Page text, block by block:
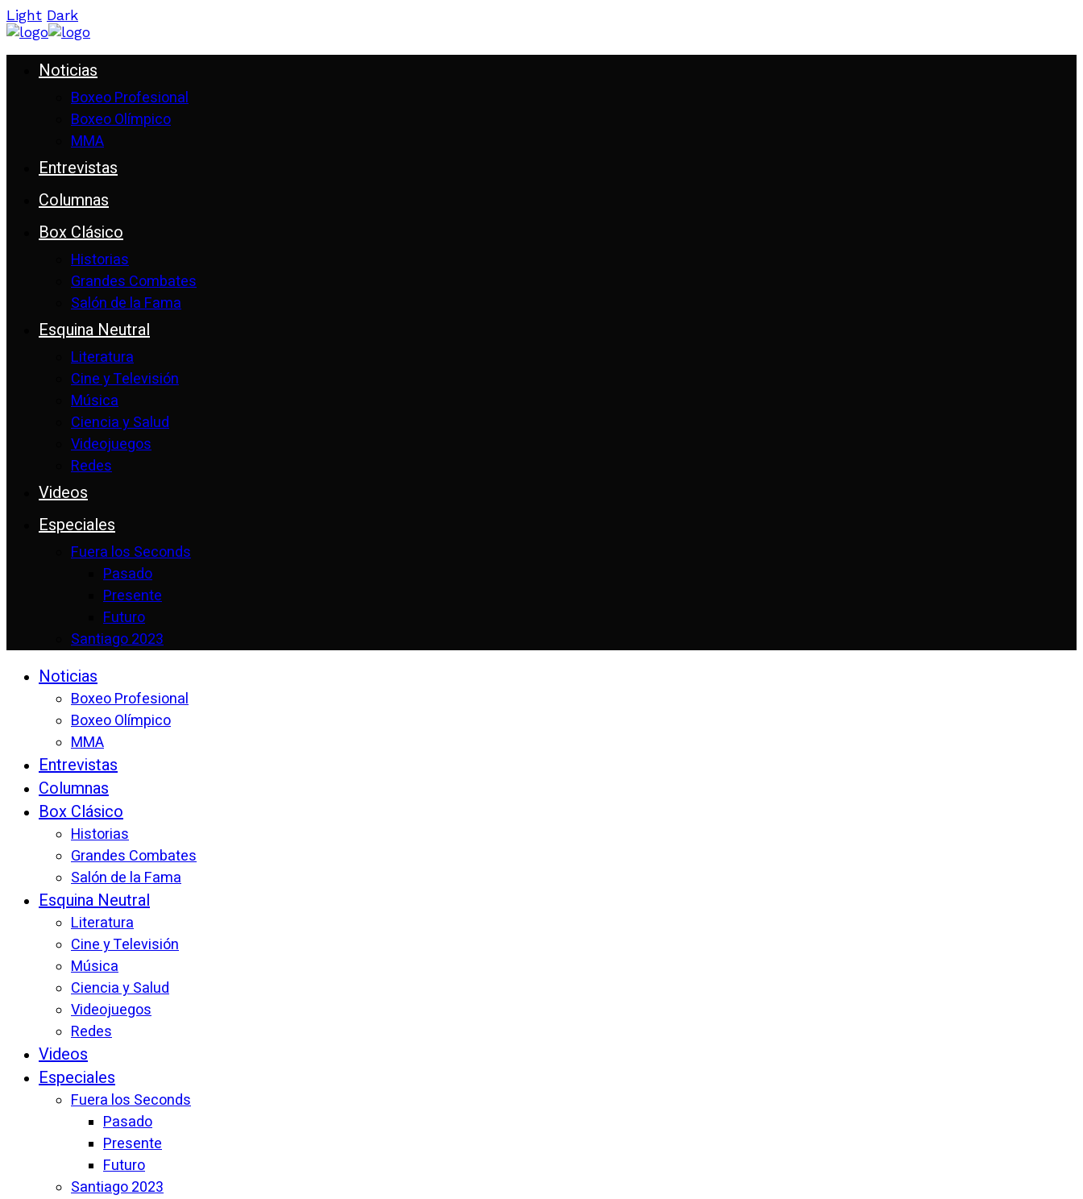
Light Dark
Noticias
Boxeo Profesional
Boxeo Olímpico
MMA
Entrevistas
Columnas
Box Clásico
Historias
Grandes Combates
Salón de la Fama
Esquina Neutral
Literatura
Cine y Televisión
Música
Ciencia y Salud
Videojuegos
Redes
Videos
Especiales
Fuera los Seconds
Pasado
Presente
Futuro
Santiago 2023
Noticias
Boxeo Profesional
Boxeo Olímpico
MMA
Entrevistas
Columnas
Box Clásico
Historias
Grandes Combates
Salón de la Fama
Esquina Neutral
Literatura
Cine y Televisión
Música
Ciencia y Salud
Videojuegos
Redes
Videos
Especiales
Fuera los Seconds
Pasado
Presente
Futuro
Santiago 2023